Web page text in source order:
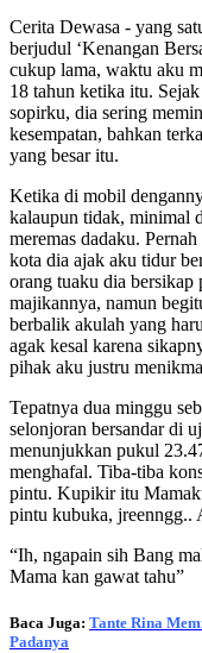
Cerita Dewasa - yang
berjudul ‘Kenangan
cukup lama, waktu aku
18 tahun ketika itu.
sopirku, dia sering
kesempatan, bahkan
yang besar itu.
Ketika di mobil
kalaupun tidak, minimal
meremas dadaku.
kota dia ajak aku tidur
orang tuaku dia bersikap
majikannya, namun
berbalik akulah yang
agak kesal karena
pihak aku justru
Tepatnya dua minggu
selonjoran bersandar di
menunjukkan pukul
menghafal. Tiba-tiba
pintu. Kupikir itu
pintu kubuka, jreenngg..
“Ih, ngapain sih Bang
Mama kan gawat tahu”
Baca Juga: Tante Rina
Padanya